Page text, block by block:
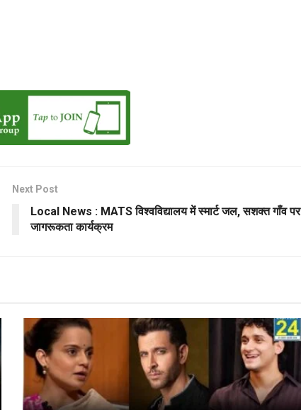
Next Post
Local News : MATS विश्वविद्यालय में स्मार्ट जल, सशक्त गाँव पर
जागरूकता कार्यक्रम